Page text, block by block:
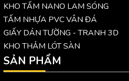
KHO TẤM NANO LAM SÓNG
TẤM NHỰA PVC VÂN ĐÁ
GIẤY DÁN TƯỜNG - TRANH 3D
KHO THẢM LÓT SÀN
SẢN PHẨM